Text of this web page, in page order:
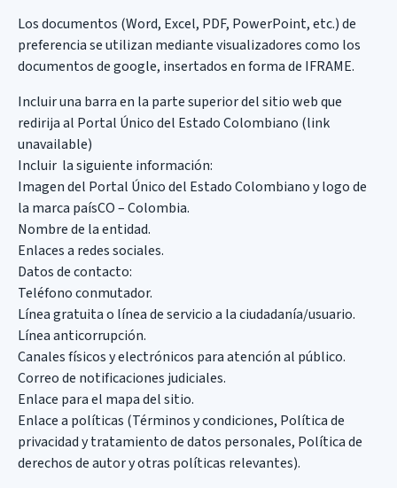
Los documentos (Word, Excel, PDF, PowerPoint, etc.) de
preferencia se utilizan mediante visualizadores como los
documentos de google, insertados en forma de IFRAME.
Incluir una barra en la parte superior del sitio web que
redirija al Portal Único del Estado Colombiano (link
unavailable)
Incluir la siguiente información:
Imagen del Portal Único del Estado Colombiano y logo de
la marca paísCO – Colombia.
Nombre de la entidad.
Enlaces a redes sociales.
Datos de contacto:
Teléfono conmutador.
Línea gratuita o línea de servicio a la ciudadanía/usuario.
Línea anticorrupción.
Canales físicos y electrónicos para atención al público.
Correo de notificaciones judiciales.
Enlace para el mapa del sitio.
Enlace a políticas (Términos y condiciones, Política de
privacidad y tratamiento de datos personales, Política de
derechos de autor y otras políticas relevantes).